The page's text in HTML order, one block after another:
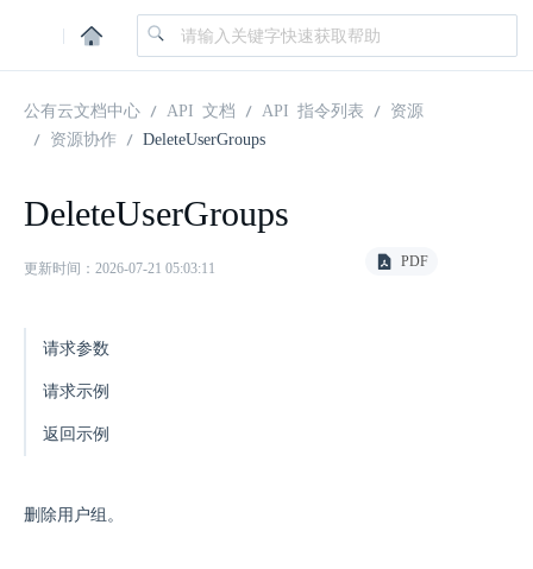
|
公有云文档中心 API 文档 API 指令列表
资源
资源协作
DeleteUserGroups
DeleteUserGroups
更新时间：2026-07-21 05:03:11 PDF
请求参数
请求示例
返回示例
删除用户组。